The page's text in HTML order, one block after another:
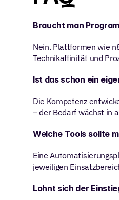
Braucht man
Nein. Plattformen wie
Technikaffinität und
Ist das schon ein
Die Kompetenz
– der Bedarf wächst in
Welche Tools sollte
Eine
jeweiligen
Lohnt sich der